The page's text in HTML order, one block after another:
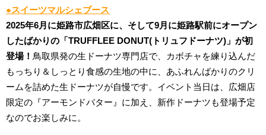
●スイーツマルシェブース
2025年6月に姫路市広畑区に、そして9月に姫路駅前にオープン
したばかりの「TRUFFLEE DONUT(トリュフドーナツ)」が初
登場！ 鳥取県発の生ドーナツ専門店で、カボチャを練り込んだ
もっちり＆しっとり食感の生地の中に、あふれんばかりのクリ
ームを詰めた生ドーナツが自慢です。イベント当日は、広畑店
限定の『アーモンドバター』に加え、新作ドーナツも登場予定
なのでお楽しみに。